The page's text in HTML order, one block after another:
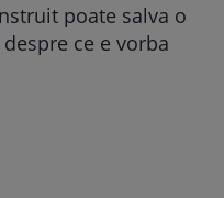
poate salva o
ce e vorba